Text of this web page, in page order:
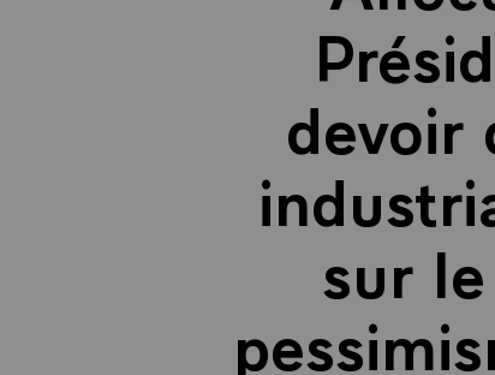
devoir
sur